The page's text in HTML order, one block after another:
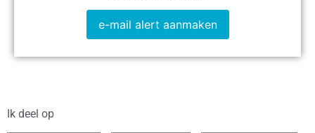
e-mail alert aanmaken
Ik deel op